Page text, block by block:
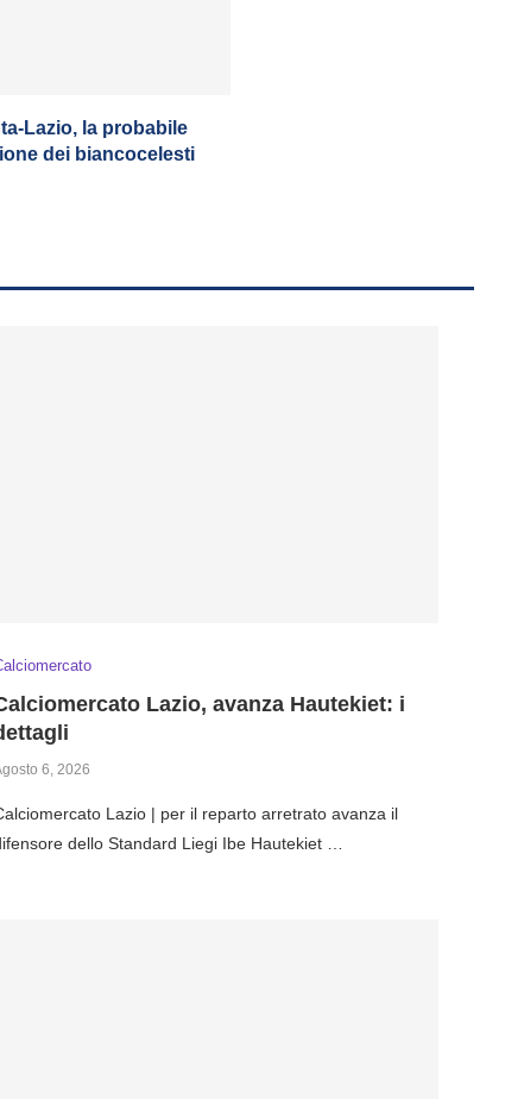
Lazio, la probabile
dei biancocelesti
Lazio, avanza Hautekiet: i
6, 2026
Lazio | per il reparto arretrato avanza il
dello Standard Liegi Ibe Hautekiet …